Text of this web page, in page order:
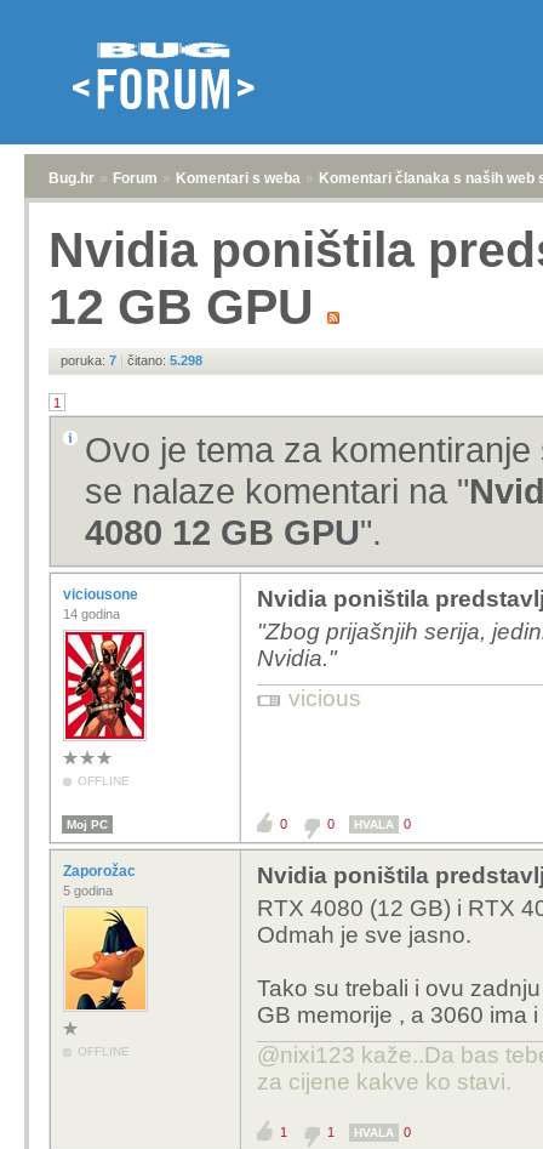
Bug.hr » Forum » Komentari s weba » Komentari članaka s naših web
Nvidia poništila
12 GB GPU
poruka: 7 | čitano: 5.298
1
Ovo je tema za
se nalaze komentari na "
4080 12 GB GPU".
viciousone
14 godina
OFFLINE
Nvidia poništila
"Zbog prijašnjih serija,
Nvidia."
vicious
Moj PC 0 0 HVALA 0
Zaporožac
5 godina
OFFLINE
Nvidia poništila
RTX 4080 (12 GB) i RTX
Odmah je sve jasno.
Tako su trebali i ovu
GB memorije , a 3060 ima
@nixi123 kaže..Da bas
za cijene kakve ko stavi.
1 1 HVALA 0